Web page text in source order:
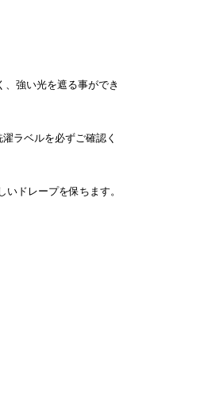
強い光を遮る事ができ
ラベルを必ずご確認く
ドレープを保ちます。